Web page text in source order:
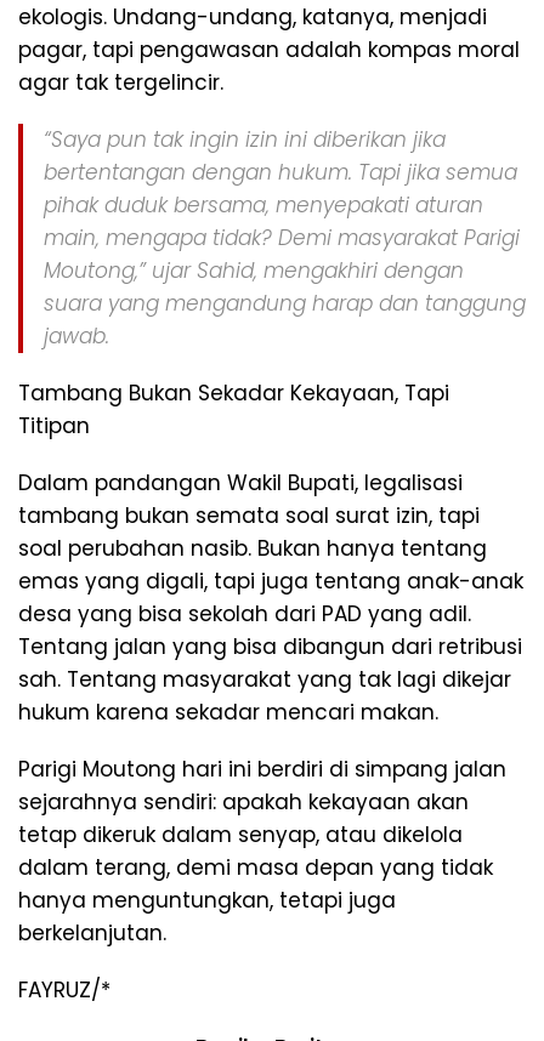
ekologis. Undang-undang, katanya, menjadi
pagar, tapi pengawasan adalah kompas moral
agar tak tergelincir.
“Saya pun tak ingin izin ini diberikan jika
bertentangan dengan hukum. Tapi jika semua
pihak duduk bersama, menyepakati aturan
main, mengapa tidak? Demi masyarakat Parigi
Moutong,” ujar Sahid, mengakhiri dengan
suara yang mengandung harap dan tanggung
jawab.
Tambang Bukan Sekadar Kekayaan, Tapi
Titipan
Dalam pandangan Wakil Bupati, legalisasi
tambang bukan semata soal surat izin, tapi
soal perubahan nasib. Bukan hanya tentang
emas yang digali, tapi juga tentang anak-anak
desa yang bisa sekolah dari PAD yang adil.
Tentang jalan yang bisa dibangun dari retribusi
sah. Tentang masyarakat yang tak lagi dikejar
hukum karena sekadar mencari makan.
Parigi Moutong hari ini berdiri di simpang jalan
sejarahnya sendiri: apakah kekayaan akan
tetap dikeruk dalam senyap, atau dikelola
dalam terang, demi masa depan yang tidak
hanya menguntungkan, tetapi juga
berkelanjutan.
FAYRUZ/*